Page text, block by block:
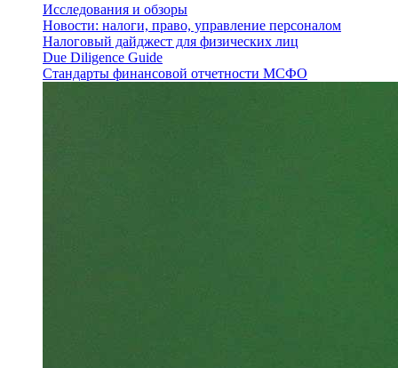
Исследования и обзоры
Новости: налоги, право, управление персоналом
Налоговый дайджест для физических лиц
Due Diligence Guide
Стандарты финансовой отчетности МСФО